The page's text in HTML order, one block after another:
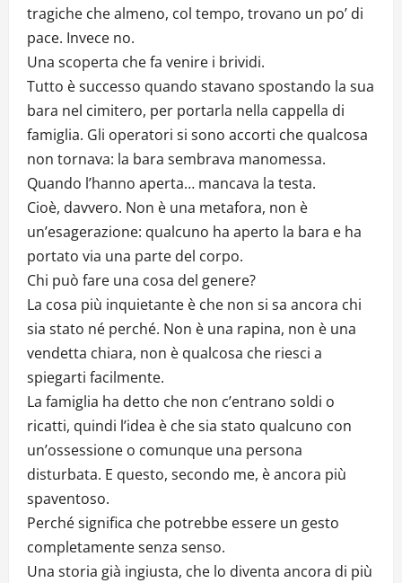
tragiche che almeno, col tempo, trovano un po’ di
pace. Invece no.
Una scoperta che fa venire i brividi.
Tutto è successo quando stavano spostando la sua
bara nel cimitero, per portarla nella cappella di
famiglia. Gli operatori si sono accorti che qualcosa
non tornava: la bara sembrava manomessa.
Quando l’hanno aperta… mancava la testa.
Cioè, davvero. Non è una metafora, non è
un’esagerazione: qualcuno ha aperto la bara e ha
portato via una parte del corpo.
Chi può fare una cosa del genere?
La cosa più inquietante è che non si sa ancora chi
sia stato né perché. Non è una rapina, non è una
vendetta chiara, non è qualcosa che riesci a
spiegarti facilmente.
La famiglia ha detto che non c’entrano soldi o
ricatti, quindi l’idea è che sia stato qualcuno con
un’ossessione o comunque una persona
disturbata. E questo, secondo me, è ancora più
spaventoso.
Perché significa che potrebbe essere un gesto
completamente senza senso.
Una storia già ingiusta, che lo diventa ancora di più